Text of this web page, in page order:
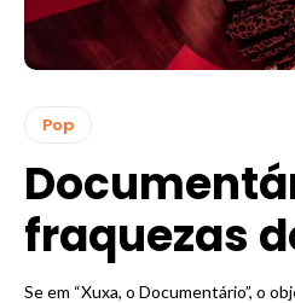
Pop
fraquezas
Se em “Xuxa, o Documentário”, o